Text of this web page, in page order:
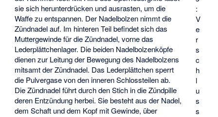
:
V
e
r
s
c
h
l
u
s
s
sie sich herunterdrücken und ausrasten, um die
Waffe zu entspannen. Der Nadelbolzen nimmt die
Zündnadel auf. Im hinteren Teil befindet sich das
Muttergewinde für die Zündnadel, vorne das
Lederplättchenlager. Die beiden Nadelbolzenköpfe
dienen zur Leitung der Bewegung des Nadelbolzens
mitsamt der Zündnadel. Das Lederplättchen sperrt
die Pulvergase von den inneren Schlossteilen ab.
Die Zündnadel führt durch den Stich in die Zündpille
deren Entzündung herbei. Sie besteht aus der Nadel,
dem Schaft und dem Kopf mit Gewinde, über